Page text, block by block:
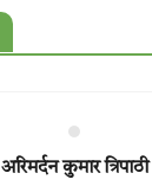
अरिमर्दन कुमार त्रिपाठी